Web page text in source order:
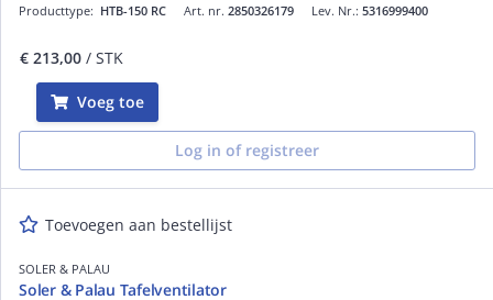
Art. nr. 2850326179
Producttype: HTB-150 RC Lev. Nr.: 5316999400
€ 213,00 / STK
Voeg toe
Log in of registreer
Toevoegen aan bestellijst
SOLER & PALAU
Soler & Palau Tafelventilator